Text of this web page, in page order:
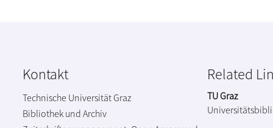
Kontakt
Technische Universität Graz
Bibliothek und Archiv
Related
TU Graz